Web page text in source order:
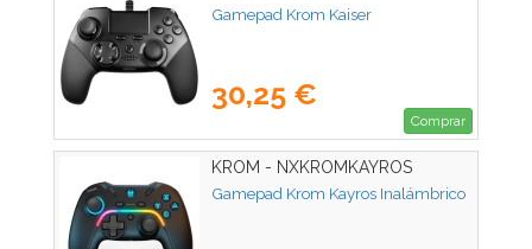
Gamepad Krom Kaiser
30,25 €
Comprar
KROM - NXKROMKAYROS
Gamepad Krom Kayros Inalámbrico